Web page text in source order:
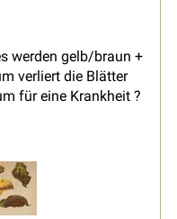
werden gelb/braun +
verliert die Blätter
für eine Krankheit ?